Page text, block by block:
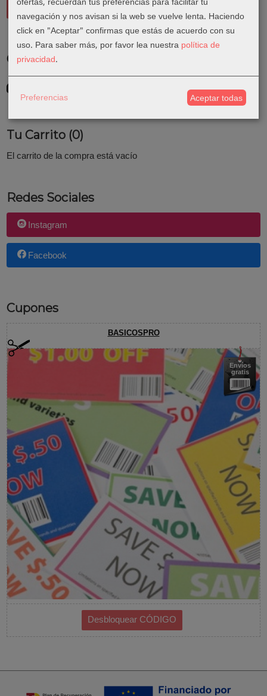
Costes de Envío
GRATIS *
Consultar Destinos
Tu Carrito (0)
El carrito de la compra está vacío
Redes Sociales
Instagram
Facebook
Cupones
BASICOSPRO
Envíos
gratis
navegación y nos avisan si la web se vuelve lenta. Haciendo
click en "Aceptar" confirmas que estás de acuerdo con su
uso. Para saber más, por favor lea nuestra política de
privacidad.
Preferencias Aceptar todas